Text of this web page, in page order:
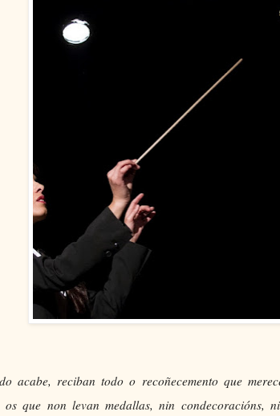
acabe, reciban todo o recoñecemento que
que non levan medallas, nin condecoracións,